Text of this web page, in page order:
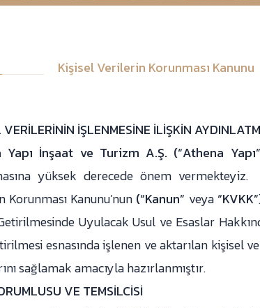
Kişisel Verilerin Korunması Kanunu
VERİLERİNİN İŞLENMESİNE İLİŞKİN
Yapı İnşaat ve Turizm A.Ş. (“Athena
yüksek derecede önem
Korunması Kanunu’nun (“Kanun” veya
Uyulacak Usul ve Esaslar
esnasında işlenen ve aktarılan kişisel
sağlamak amacıyla hazırlanmıştır.
VE TEMSİLCİSİ